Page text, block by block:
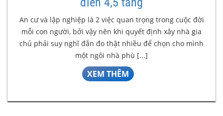
An cư và lập nghiệp là 2 việc quan trọng trong cuộc đời
mỗi con người, bởi vậy nên khi quyết định xây nhà gia
chủ phải suy nghĩ đắn đo thật nhiều để chọn cho mình
một ngôi nhà phù [...]
XEM THÊM